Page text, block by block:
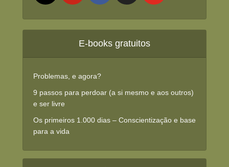
E-books gratuitos
Problemas, e agora?
9 passos para perdoar (a si mesmo e aos outros)
e ser livre
Os primeiros 1.000 dias – Conscientização e base
para a vida